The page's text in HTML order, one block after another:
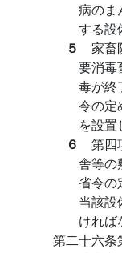
病のま
する設
５ 家畜
要消毒
毒が終
令の定
を設置
６ 第四
舎等の
省令の
当該設
ければ
第二十六条